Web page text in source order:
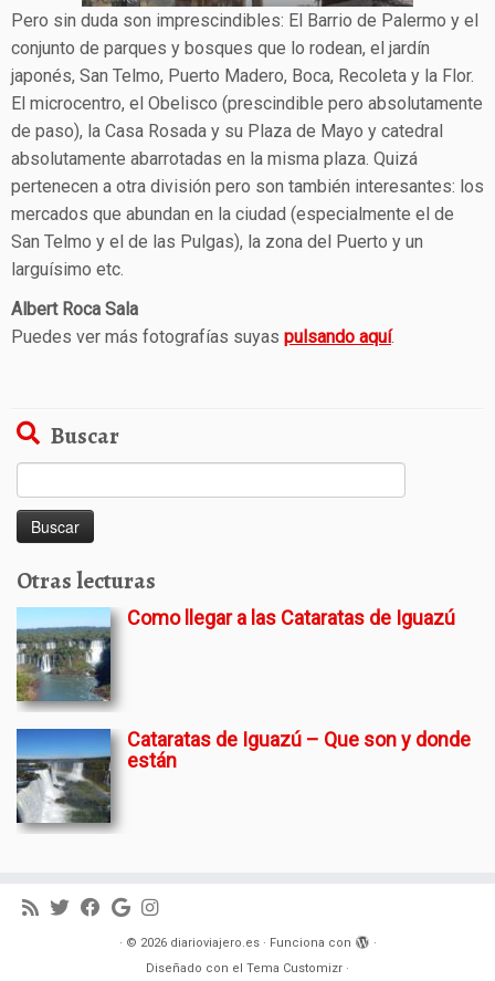
Pero sin duda son imprescindibles: El Barrio de Palermo y el
conjunto de parques y bosques que lo rodean, el jardín
japonés, San Telmo, Puerto Madero, Boca, Recoleta y la Flor.
El microcentro, el Obelisco (prescindible pero absolutamente
de paso), la Casa Rosada y su Plaza de Mayo y catedral
absolutamente abarrotadas en la misma plaza. Quizá
pertenecen a otra división pero son también interesantes: los
mercados que abundan en la ciudad (especialmente el de
San Telmo y el de las Pulgas), la zona del Puerto y un
larguísimo etc.
Albert Roca Sala
Puedes ver más fotografías suyas pulsando aquí.
Buscar
Otras lecturas
Como llegar a las Cataratas de Iguazú
Cataratas de Iguazú – Que son y donde
están
· © 2026 diarioviajero.es· Funciona con
·
Diseñado con el Tema Customizr ·